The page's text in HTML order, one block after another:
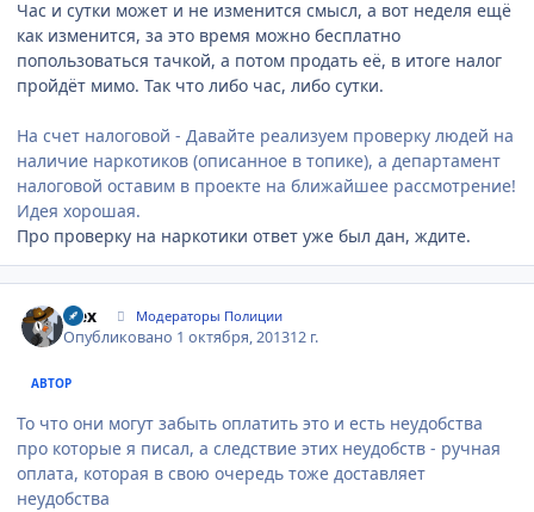
Час и сутки может и не изменится смысл, а вот неделя ещё
как изменится, за это время можно бесплатно
попользоваться тачкой, а потом продать её, в итоге налог
пройдёт мимо. Так что либо час, либо сутки.
На счет налоговой - Давайте реализуем проверку людей на
наличие наркотиков (описанное в топике), а департамент
налоговой оставим в проекте на ближайшее рассмотрение!
Идея хорошая.
Про проверку на наркотики ответ уже был дан, ждите.
wex Модераторы Полиции
Опубликовано 1 октября, 201312 г.
АВТОР
То что они могут забыть оплатить это и есть неудобства
про которые я писал, а следствие этих неудобств - ручная
оплата, которая в свою очередь тоже доставляет
неудобства